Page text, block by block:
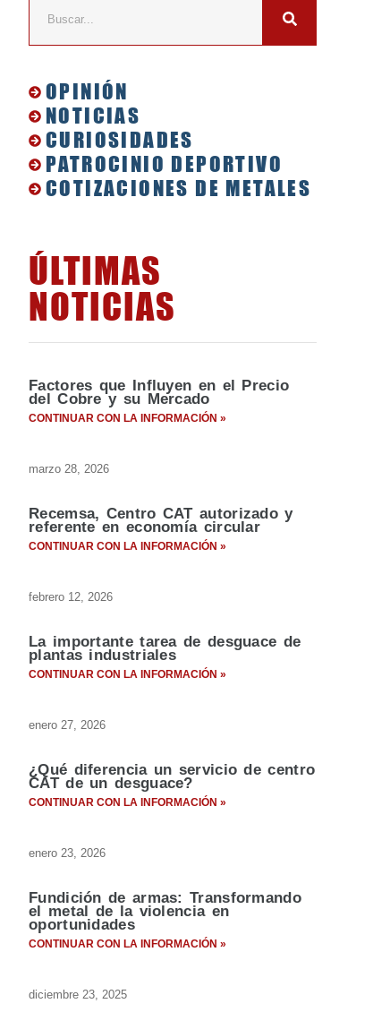
OPINIÓN
NOTICIAS
CURIOSIDADES
PATROCINIO DEPORTIVO
COTIZACIONES DE METALES
ÚLTIMAS
NOTICIAS
Factores que Influyen en el Precio
del Cobre y su Mercado
CONTINUAR CON LA INFORMACIÓN »
marzo 28, 2026
Recemsa, Centro CAT autorizado y
referente en economía circular
CONTINUAR CON LA INFORMACIÓN »
febrero 12, 2026
La importante tarea de desguace de
plantas industriales
CONTINUAR CON LA INFORMACIÓN »
enero 27, 2026
¿Qué diferencia un servicio de centro
CAT de un desguace?
CONTINUAR CON LA INFORMACIÓN »
enero 23, 2026
Fundición de armas: Transformando
el metal de la violencia en
oportunidades
CONTINUAR CON LA INFORMACIÓN »
diciembre 23, 2025